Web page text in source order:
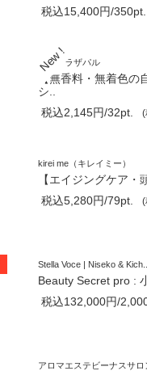
税込15,400円/350pt.
健康プラザパル
【無香料・無着色の
シ..
税込2,145円/32pt.
(
kirei me（キレイミー）
【エイジングケア・
税込5,280円/79pt.
(
Stella Voce | Niseko & Kich..
Beauty Secret pro :
税込132,000円/
アロマエステビーナスサロ